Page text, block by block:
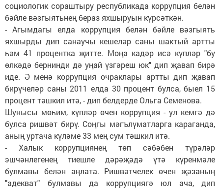
социологик сораштыру республикада коррупция белән
бәйле вәзгыятьнең бераз яхшыруын күрсәткән.
- Агымдагы елда коррупция белән бәйле вәзгыять
яхшырды дип санаучы кешеләр саны шактый артты
һәм 41 процентка җитте. Моңа кадәр исә күпләр "бу
өлкәдә бернинди дә уңай үзгәреш юк" дип җавап бирә
иде. Ә менә коррупция очраклары артты дип җавап
бирүчеләр саны 2011 елда 30 процент булса, быел 15
процент тәшкил итә, - дип белдерде Ольга Семенова.
Шунысы мөһим, күпләр өчен коррупция - ул кемгә дә
булса ришвәт бирү. Соңгы мәгълүматларга караганда,
аның уртача күләме 33 мең сум тәшкил итә.
- Халык коррупциянең төп сәбәбен түрәләр
эшчәнлегенең тиешле дәрәҗәдә үтә күренмәле
булмавы белән аңлата. Ришвәтчелек өчен җәзаның
"адекват" булмавы да коррупциягә юл ача, дип